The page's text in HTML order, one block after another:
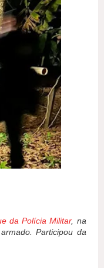
da Polícia Militar, na
Participou da